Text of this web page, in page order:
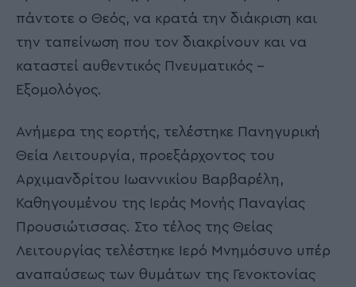
πάντοτε ο Θεός, να κρατά την διάκριση και
την ταπείνωση που τον διακρίνουν και να
καταστεί αυθεντικός Πνευματικός –
Εξομολόγος.
Ανήμερα της εορτής, τελέστηκε Πανηγυρική
Θεία Λειτουργία, προεξάρχοντος του
Αρχιμανδρίτου Ιωαννικίου Βαρβαρέλη,
Καθηγουμένου της Ιεράς Μονής Παναγίας
Προυσιώτισσας. Στο τέλος της Θείας
Λειτουργίας τελέστηκε Ιερό Μνημόσυνο υπέρ
αναπαύσεως των θυμάτων της Γενοκτονίας